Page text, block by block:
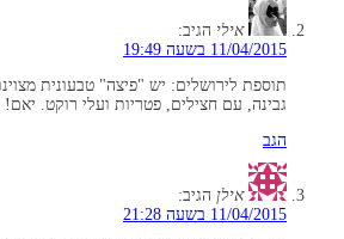
אילי הגיב:
11/04/2015 בשעה 19:49
תוספת לירושלים: יש "פיצה" טבעונית
גבינה, עם חצילים, פטריות ועלי רוקט. יאם!
הגב
אילן הגיב:
11/04/2015 בשעה 21:28